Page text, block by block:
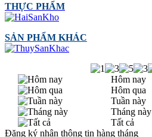
THỰC PHẨM
SẢN PHẨM KHÁC
Hôm nay
Hôm qua
Tuần này
Tháng này
Tất cả
Đăng ký nhận thông tin hàng tháng